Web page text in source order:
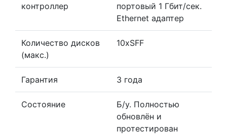
контроллер
портовый 1 Гбит/сек.
Ethernet адаптер
Количество дисков
(макс.)
10xSFF
Гарантия 3 года
Состояние
Б/у. Полностью
обновлён и
протестирован